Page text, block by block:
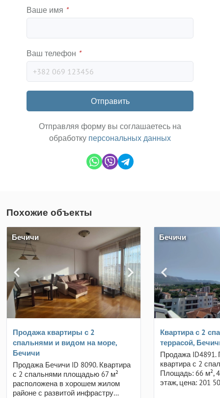
Ваше имя *
Ваш телефон *
Отправить
Отправляя форму вы соглашаетесь на
обработку персональных данных
Похожие объекты
Бечичи
Продажа квартиры с 2
спальнями и видом на море,
Бечичи
Продажа Бечичи ID 8090. Квартира
с 2 спальнями площадью 67 м²
расположена в хорошем жилом
районе с развитой инфрастру…
Бечичи
Квартира с 2
террасой,
Продажа ID4891.
квартира с 2
Площадь: 66 м²,
этаж, цена: 201